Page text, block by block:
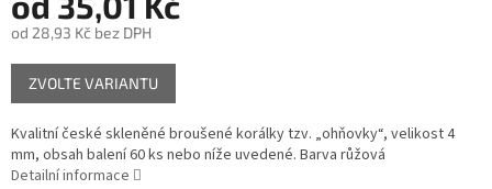
od 28,93 Kč bez DPH
Měrná
cena:
ZVOLTE VARIANTU
Kvalitní české skleněné broušené korálky tzv. „ohňovky“, velikost 4
mm, obsah balení 60 ks nebo níže uvedené. Barva růžová
Detailní informace